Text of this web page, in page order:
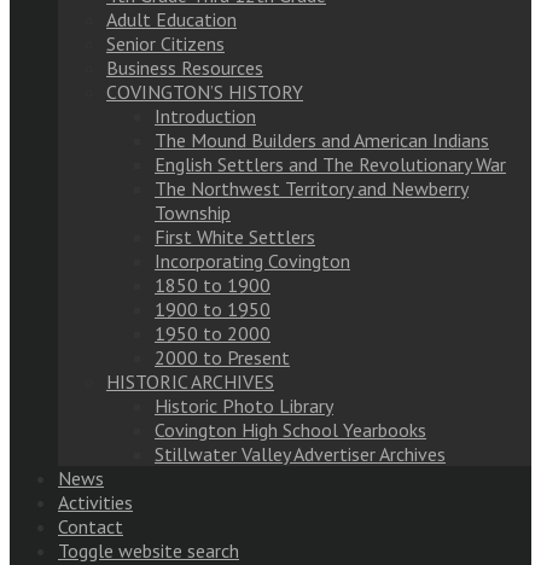
Adult Education
Senior Citizens
Business Resources
COVINGTON’S HISTORY
Introduction
The Mound Builders and American Indians
English Settlers and The Revolutionary War
The Northwest Territory and Newberry
Township
First White Settlers
Incorporating Covington
1850 to 1900
1900 to 1950
1950 to 2000
2000 to Present
HISTORIC ARCHIVES
Historic Photo Library
Covington High School Yearbooks
Stillwater Valley Advertiser Archives
News
Activities
Contact
Toggle website search